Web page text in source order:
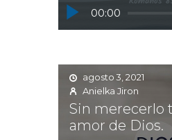
Reproductor
de
00:00
agosto 3, 2021
Anielka Jiron
Sin merecerlo
amor de Dios.